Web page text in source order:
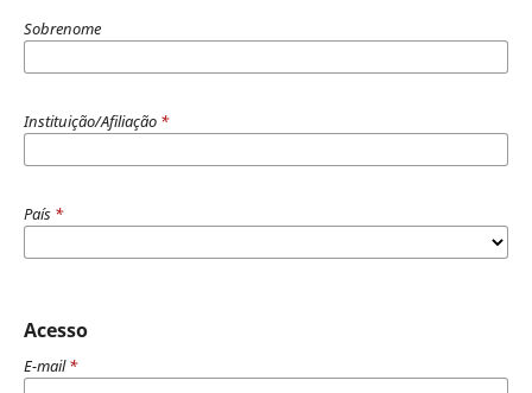
Sobrenome
Instituição/Afiliação *
País *
Acesso
E-mail*